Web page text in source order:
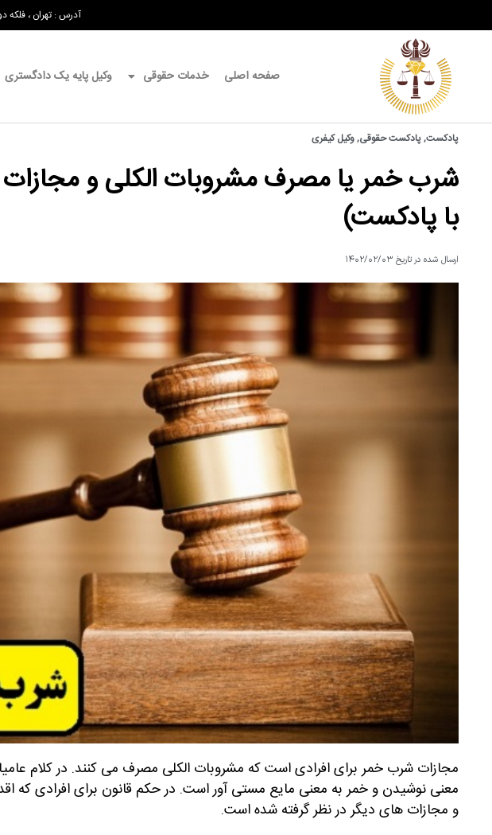
آدرس : تهران ، فلکه
صفحه اصلی خدمات حقوقی وکیل پایه یک دادگستری
پادکست,پادکست حقوقی,وکیل کیفری
شرب خمر یا مصرف مشروبات الکلی و مجازات
با پادکست)
ارسال شده در تاریخ ۱۴۰۲/۰۲/۰۳
مجازات شرب خمر برای افرادی است که مشروبات الکلی مصرف می کنند. در کلام
معنی نوشیدن و خمر به معنی مایع مستی آور است. در حکم قانون برای افرادی که
و مجازات های دیگر در نظر گرفته شده است.